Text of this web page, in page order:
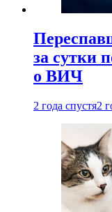
за сутки
о ВИЧ
2 года спустя2